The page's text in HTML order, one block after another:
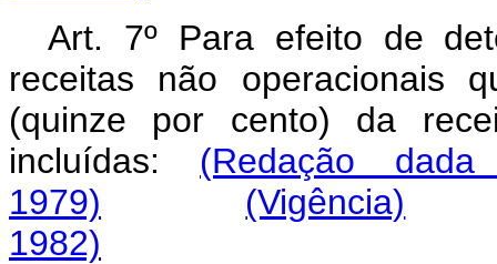
Art. 7º Para efeito de
receitas não operacionais
(quinze por cento) da
incluídas: (Redação
1979)
(Vigência)
1982)